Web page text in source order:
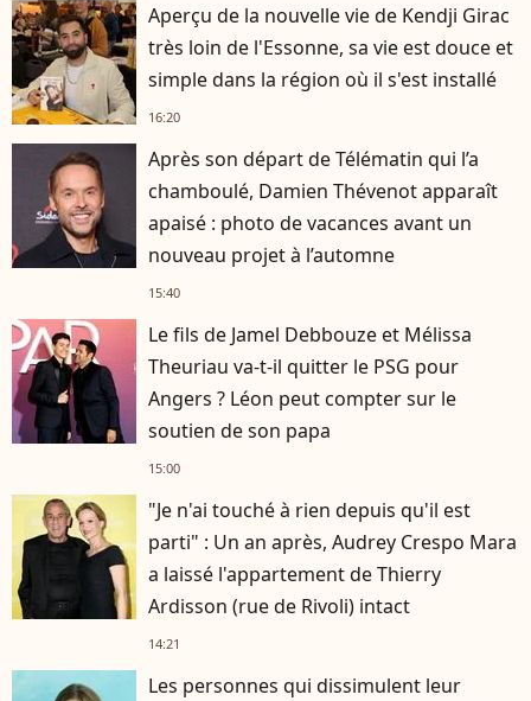
Aperçu de la nouvelle vie de Kendji Girac
très loin de l'Essonne, sa vie est douce et
simple dans la région où il s'est installé
16:20
Après son départ de Télématin qui l’a
chamboulé, Damien Thévenot apparaît
apaisé : photo de vacances avant un
nouveau projet à l’automne
15:40
Le fils de Jamel Debbouze et Mélissa
Theuriau va-t-il quitter le PSG pour
Angers ? Léon peut compter sur le
soutien de son papa
15:00
"Je n'ai touché à rien depuis qu'il est
parti" : Un an après, Audrey Crespo Mara
a laissé l'appartement de Thierry
Ardisson (rue de Rivoli) intact
14:21
Les personnes qui dissimulent leur